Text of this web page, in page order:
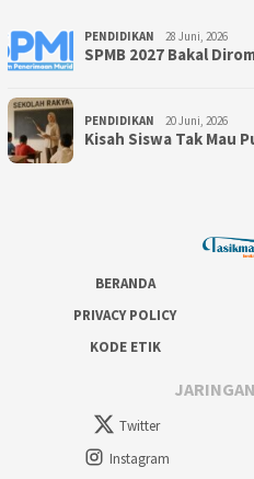
PENDIDIKAN 28 Juni, 2026
SPMB 2027 Bakal
PENDIDIKAN 20 Juni, 2026
Kisah Siswa Tak Mau
BERANDA
PRIVACY POLICY
KODE ETIK
Twitter
Instagram